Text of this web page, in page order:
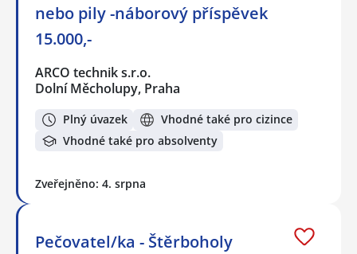
nebo pily -náborový příspěvek
15.000,-
ARCO technik s.r.o.
Dolní Měcholupy, Praha
Plný úvazek
Vhodné také pro cizince
Vhodné také pro absolventy
Zveřejněno: 4. srpna
Pečovatel/ka - Štěrboholy